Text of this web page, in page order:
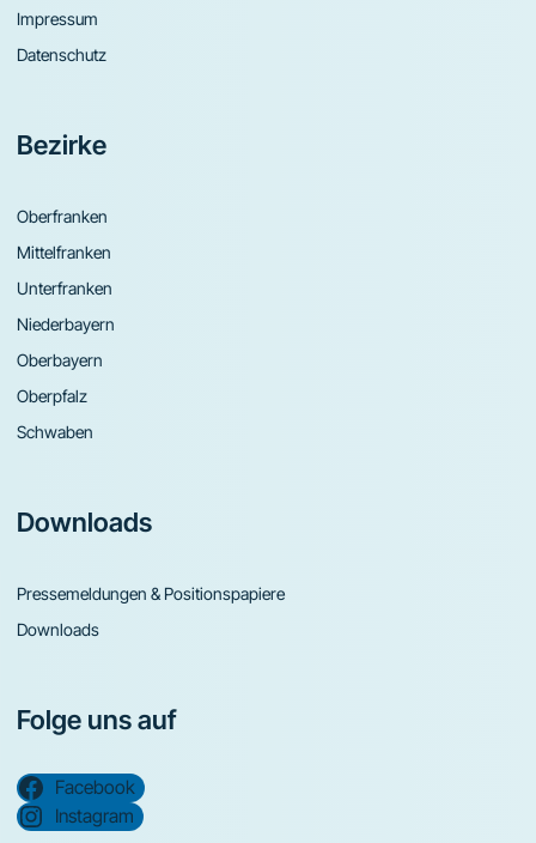
Impressum
Datenschutz
Bezirke
Oberfranken
Mittelfranken
Unterfranken
Niederbayern
Oberbayern
Oberpfalz
Schwaben
Downloads
Pressemeldungen & Positionspapiere
Downloads
Folge uns auf
Facebook
Instagram